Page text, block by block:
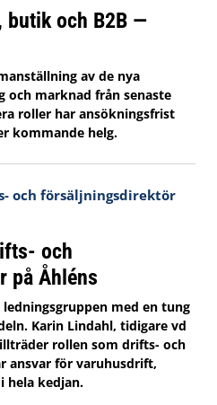
butik och B2B —
av de nya
och marknad från senaste
roller har ansökningsfrist
kommande helg.
och
på Åhléns
med en tung
Karin Lindahl, tidigare vd
rollen som drifts- och
ansvar för varuhusdrift,
hela kedjan.